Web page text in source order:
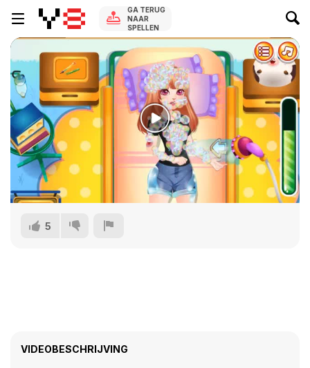
GA TERUG
NAAR
SPELLEN
5
VIDEOBESCHRIJVING